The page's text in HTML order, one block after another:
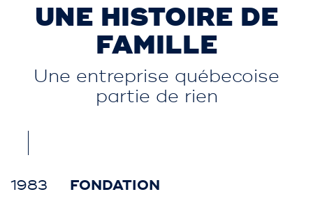
UNE HISTOIRE DE
FAMILLE
Une entreprise québecoise
partie de rien
FONDATION
1983